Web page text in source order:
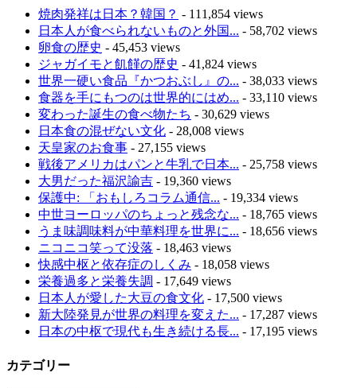
焼肉発祥は日本？韓国？ - 111,854 views
日本人が食べられないものと外国... - 58,702 views
卵食の歴史 - 45,453 views
ジャガイモと飢饉の歴史 - 41,824 views
世界一硬い食品『かつおぶし』の... - 38,033 views
食器を手にもつのは世界的にはめ... - 33,110 views
変わった誕生の食べ物たち - 30,629 views
日本食の混ぜない文化 - 28,008 views
天皇家のお食事 - 27,155 views
戦後アメリカはパンと牛乳で日本... - 25,758 views
大男だった福沢諭吉 - 19,360 views
保護中: 「おもしろコラム通信... - 19,334 views
中世ヨーロッパのちょっと残念な... - 18,765 views
うま味調味料が中華料理を世界に... - 18,656 views
ニコニコ笑って没落 - 18,463 views
快感中枢と依存症のしくみ - 18,058 views
栄養過多と栄養失調 - 17,649 views
日本人が愛した大豆の食文化 - 17,500 views
新大陸発見が世界の料理を変えた... - 17,287 views
日本の中枢で現代も生き続ける長... - 17,195 views
カテゴリー